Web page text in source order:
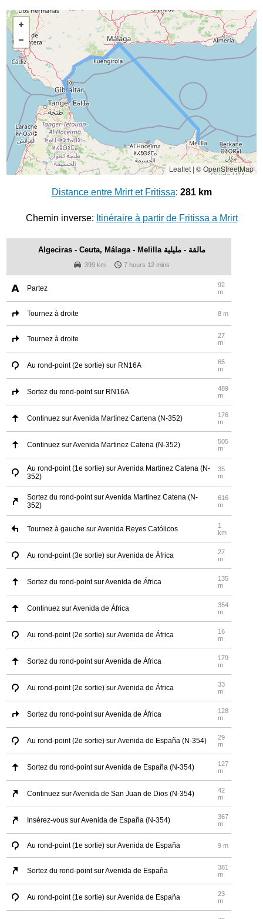
Leaflet| © OpenStreetMap
Distance entre Mrirt et Fritissa: 281 km
Chemin inverse: Itinéraire à partir de Fritissa a Mrirt
Algeciras - Ceuta, Málaga - Melilla مالقة - مليلية
399 km 7 hours 12 mins
Partez
92
m
Tournez à droite 8 m
Tournez à droite
27
m
Au rond-point (2e sortie) sur RN16A
65
m
Sortez du rond-point sur RN16A
489
m
Continuez sur Avenida Martínez Cartena (N-352)
176
m
Continuez sur Avenida Martinez Catena (N-352)
505
m
Au rond-point (1e sortie) sur Avenida Martinez Catena (N-
352)
35
m
Sortez du rond-point sur Avenida Martinez Catena (N-
352)
616
m
Tournez à gauche sur Avenida Reyes Católicos
1
km
Au rond-point (3e sortie) sur Avenida de África
27
m
Sortez du rond-point sur Avenida de África
135
m
Continuez sur Avenida de África
354
m
Au rond-point (2e sortie) sur Avenida de África
16
m
Sortez du rond-point sur Avenida de África
179
m
Au rond-point (2e sortie) sur Avenida de África
33
m
Sortez du rond-point sur Avenida de África
128
m
Au rond-point (2e sortie) sur Avenida de España (N-354)
29
m
Sortez du rond-point sur Avenida de España (N-354)
127
m
Continuez sur Avenida de San Juan de Dios (N-354)
42
m
Insérez-vous sur Avenida de España (N-354)
367
m
Au rond-point (1e sortie) sur Avenida de España 9 m
Sortez du rond-point sur Avenida de España
381
m
Au rond-point (1e sortie) sur Avenida de España
23
m